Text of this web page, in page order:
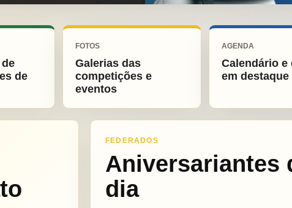
de
FOTOS
Galerias das
competições e
eventos
AGENDA
Calendário e
em destaque
FEDERADOS
Aniversariantes
dia